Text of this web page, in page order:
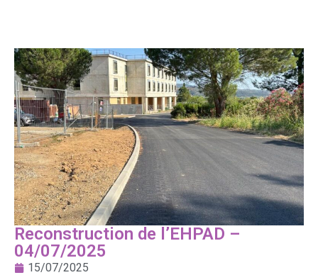
Reconstruction de l’EHPAD –
04/07/2025
15/07/2025